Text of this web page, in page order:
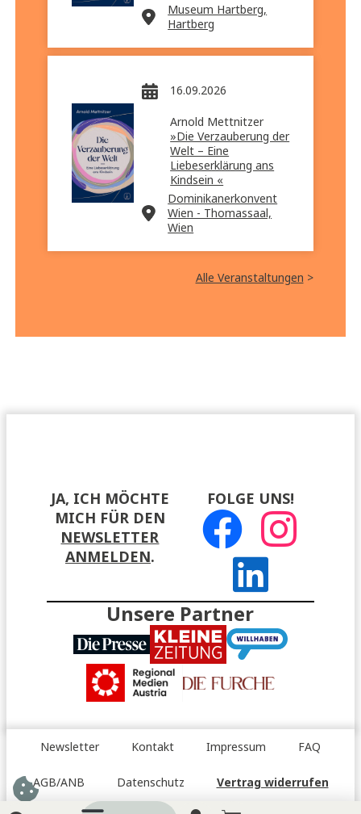
Museum Hartberg,
Hartberg
16.09.2026
Arnold Mettnitzer
»Die Verzauberung der
Welt – Eine
Liebeserklärung ans
Kindsein «
Dominikanerkonvent
Wien - Thomassaal,
Wien
Alle Veranstaltungen >
JA, ICH MÖCHTE
MICH FÜR DEN
NEWSLETTER
ANMELDEN.
FOLGE UNS!
Unsere Partner
Newsletter Kontakt Impressum FAQ
AGB/ANB Datenschutz Vertrag widerrufen